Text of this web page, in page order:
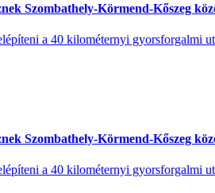
Szombathely-Körmend-Kőszeg
a 40 kilométernyi gyorsforgalmi
Szombathely-Körmend-Kőszeg
a 40 kilométernyi gyorsforgalmi